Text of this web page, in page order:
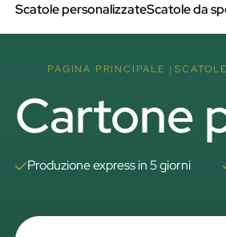
Scatole personalizzateScatole da
PAGINA PRINCIPALE
Cartone
Produzione express in 5 giorni